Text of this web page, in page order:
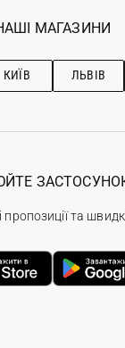
Ostriv Club+
Наші магазини
з догляду
МАГАЗИНИ
КИЇВ ЛЬВІВ
ЗАСТОСУНОК
та